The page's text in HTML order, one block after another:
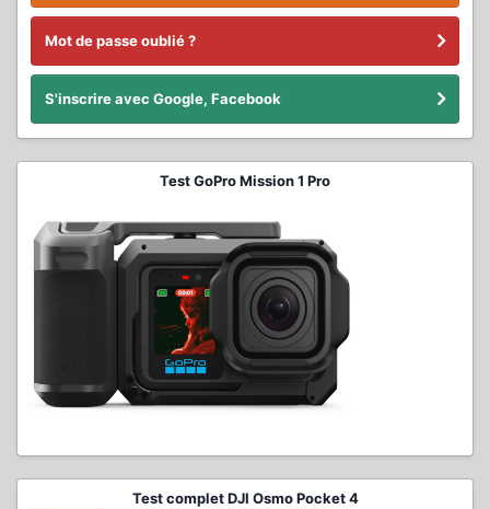
Mot de passe oublié ?
S'inscrire avec Google, Facebook
Test GoPro Mission 1 Pro
Test complet DJI Osmo Pocket 4